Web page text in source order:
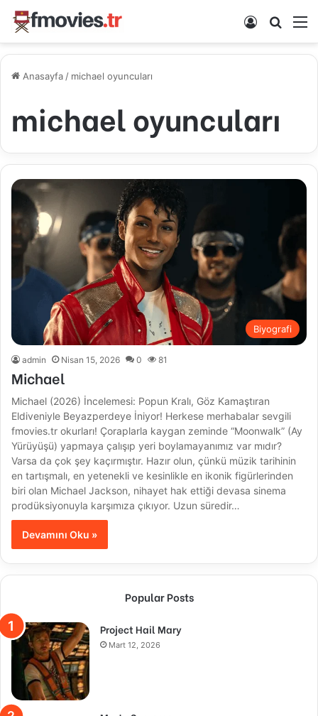
Kayıt Ol
Anasayfa / michael oyuncuları
michael oyuncuları
Biyografi
admin Nisan 15, 2026 0 81
Michael
Michael (2026) İncelemesi: Popun Kralı, Göz Kamaştıran
Eldiveniyle Beyazperdeye İniyor! Herkese merhabalar sevgili
fmovies.tr okurları! Çoraplarla kaygan zeminde “Moonwalk” (Ay
Yürüyüşü) yapmaya çalışıp yeri boylamayanımız var mıdır?
Varsa da çok şey kaçırmıştır. Hazır olun, çünkü müzik tarihinin
en tartışmalı, en yetenekli ve kesinlikle en ikonik figürlerinden
biri olan Michael Jackson, nihayet hak ettiği devasa sinema
prodüksiyonuyla karşımıza çıkıyor. Uzun süredir…
Devamını Oku »
Popular Posts
Project Hail Mary
Mart 12, 2026